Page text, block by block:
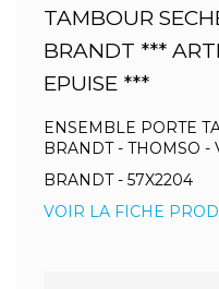
TAMBOUR
BRANDT ***
EPUISE ***
ENSEMBLE PORTE
BRANDT - THOMSO -
BRANDT - 57X2204
VOIR LA FICHE